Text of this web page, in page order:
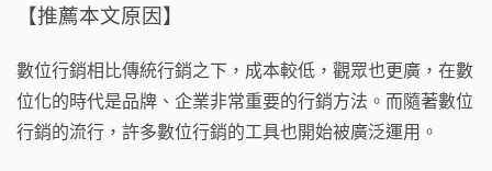
c
e
b
o
h
a
t
g
ra
m
【推薦本文原因】
數位行銷相比傳統行銷之下，成本較低，觀眾也更廣，在數
位化的時代是品牌、企業非常重要的行銷方法。而隨著數位
行銷的流行，許多數位行銷的工具也開始被廣泛運用。